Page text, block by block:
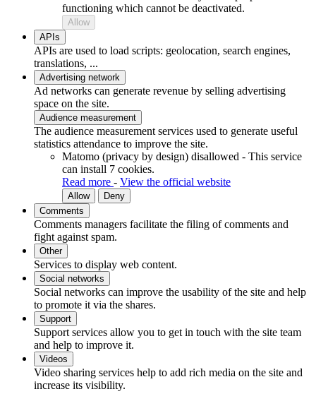
functioning which cannot be deactivated.
Allow
APIs
APIs are used to load scripts: geolocation, search engines,
translations, ...
Advertising network
Ad networks can generate revenue by selling advertising
space on the site.
Audience measurement
The audience measurement services used to generate useful
statistics attendance to improve the site.
Matomo (privacy by design) disallowed - This service
can install 7 cookies.
Read more - View the official website
Allow
Deny
Comments
Comments managers facilitate the filing of comments and
fight against spam.
Other
Services to display web content.
Social networks
Social networks can improve the usability of the site and help
to promote it via the shares.
Support
Support services allow you to get in touch with the site team
and help to improve it.
Videos
Video sharing services help to add rich media on the site and
increase its visibility.